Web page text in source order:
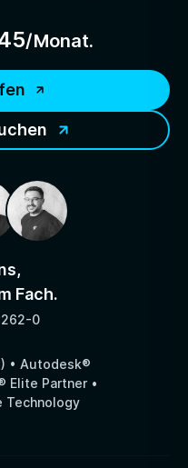
/Monat.
Fach.
0
• Autodesk®
Elite Partner •
Technology